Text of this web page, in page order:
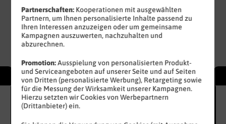
6 GB
6,99 €
mtl.
12 GB
8,99 €
16 GB
10,99 €
50 GB
72
€
sparen
100
WEEKLY DEAL
€
Partnerschaften: Kooperationen mit ausgewählten
Partnern, um Ihnen personalisierte Inhalte passend zu
Ihren Interessen anzuzeigen oder um gemeinsame
Kampagnen auszuwerten, nachzuhalten und
abzurechnen.
Promotion:Ausspielung von personalisierten Produkt-
und Serviceangeboten auf unserer Seite und auf Seiten
von Dritten (personalisierte Werbung), Retargeting sowie
für die Messung der Wirksamkeit unserer Kampagnen.
Hierzu setzten wir Cookies von Werbepartnern
(Drittanbieter) ein.